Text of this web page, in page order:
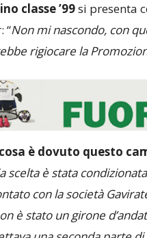
classe ’99si presenta
“Non mi nascondo, con
rigiocare la
è dovuto questo
scelta è stata
con la società
è stato un girone